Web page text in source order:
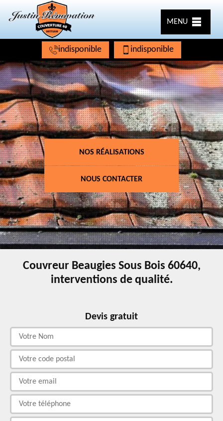
MENU
indisponible indisponible
NOS RÉALISATIONS
NOUS CONTACTER
Couvreur Beaugies Sous Bois 60640,
interventions de qualité.
Devis gratuit